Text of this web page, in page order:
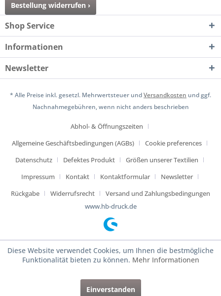
Bestellung widerrufen ›
Shop Service
Informationen
Newsletter
* Alle Preise inkl. gesetzl. Mehrwertsteuer undVersandkosten und ggf.
Nachnahmegebühren, wenn nicht anders beschrieben
Abhol- & Öffnungszeiten
Allgemeine Geschäftsbedingungen (AGBs)
Cookie preferences
Datenschutz
Defektes Produkt
Größen unserer Textilien
Impressum
Kontakt Kontaktformular
Newsletter
Rückgabe
Widerrufsrecht
Versand und Zahlungsbedingungen
www.hb-druck.de
Diese Website verwendet Cookies, um Ihnen die bestmögliche
Funktionalität bieten zu können. Mehr Informationen
Einverstanden